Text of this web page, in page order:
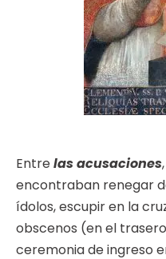
Entrelas acusaciones
encontraban renegar
ídolos, escupir en la
obscenos (en el
ceremonia de ingreso